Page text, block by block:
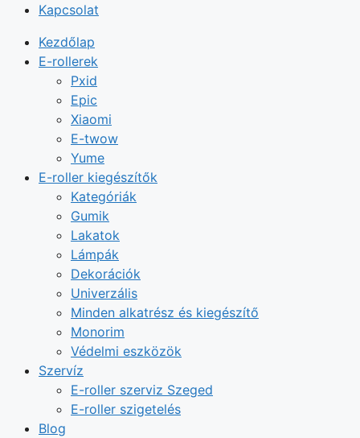
Kapcsolat
Kezdőlap
E-rollerek
Pxid
Epic
Xiaomi
E-twow
Yume
E-roller kiegészítők
Kategóriák
Gumik
Lakatok
Lámpák
Dekorációk
Univerzális
Minden alkatrész és kiegészítő
Monorim
Védelmi eszközök
Szervíz
E-roller szerviz Szeged
E-roller szigetelés
Blog